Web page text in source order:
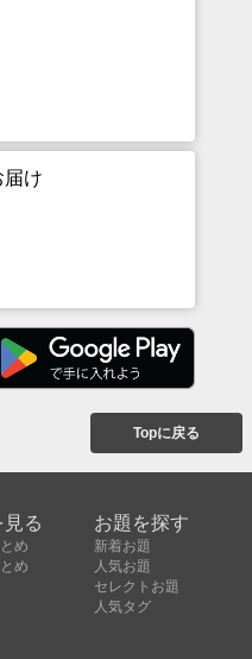
け
Topに戻る
る
め
め
お題を探す
新着お題
人気お題
セレクトお題
人気タグ